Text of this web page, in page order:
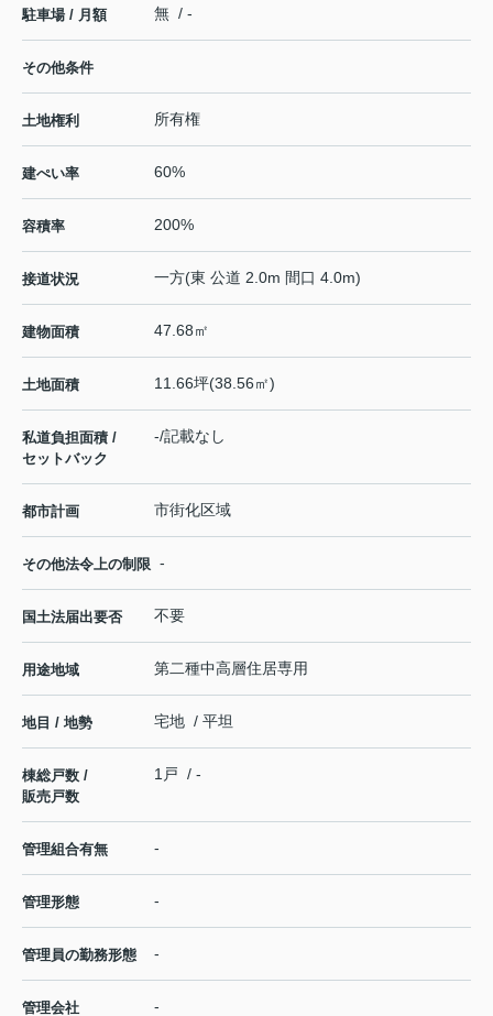
駐車場 / 月額 無 / -
その他条件
土地権利 所有権
建ぺい率 60%
容積率 200%
接道状況 一方(東 公道 2.0m 間口 4.0m)
建物面積 47.68㎡
土地面積 11.66坪(38.56㎡)
私道負担面積 /
セットバック
-/記載なし
都市計画 市街化区域
その他法令上の制限 -
国土法届出要否 不要
用途地域 第二種中高層住居専用
地目 / 地勢 宅地 / 平坦
棟総戸数 /
販売戸数
1戸 / -
管理組合有無 -
管理形態 -
管理員の勤務形態 -
管理会社 -